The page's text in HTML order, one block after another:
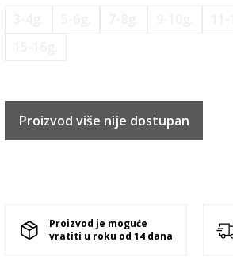
Proizvod više nije dostupan
Proizvod je moguće
vratiti u roku od 14 dana